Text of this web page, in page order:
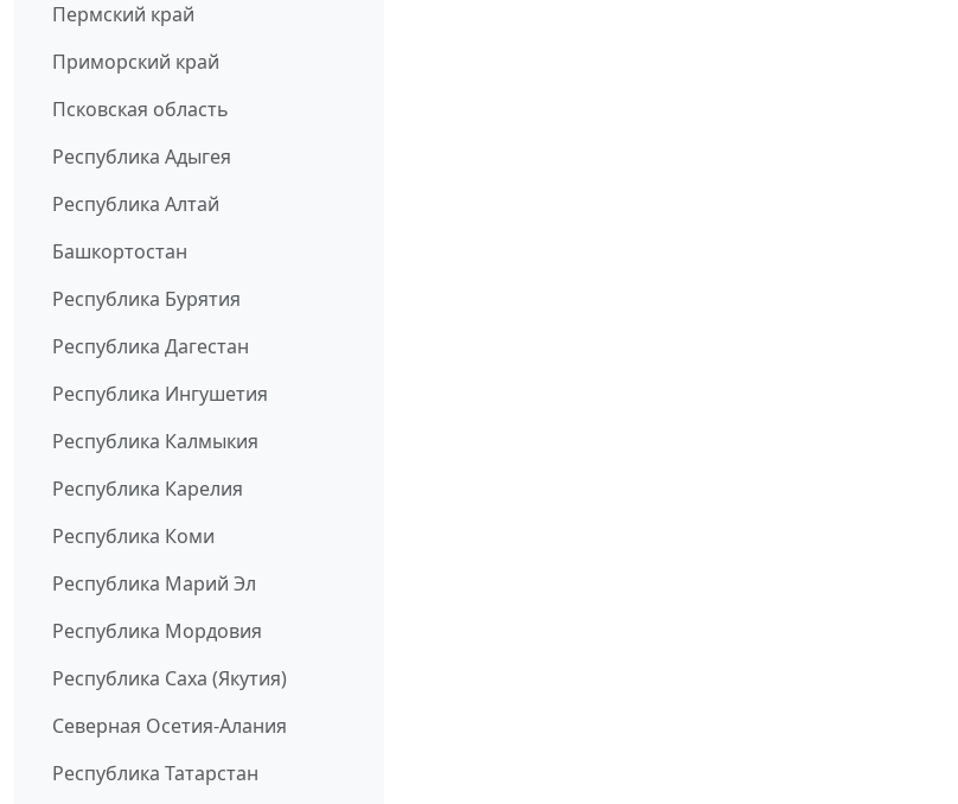
Пермский край
Приморский край
Псковская область
Республика Адыгея
Республика Алтай
Башкортостан
Республика Бурятия
Республика Дагестан
Республика Ингушетия
Республика Калмыкия
Республика Карелия
Республика Коми
Республика Марий Эл
Республика Мордовия
Республика Саха (Якутия)
Северная Осетия-Алания
Республика Татарстан